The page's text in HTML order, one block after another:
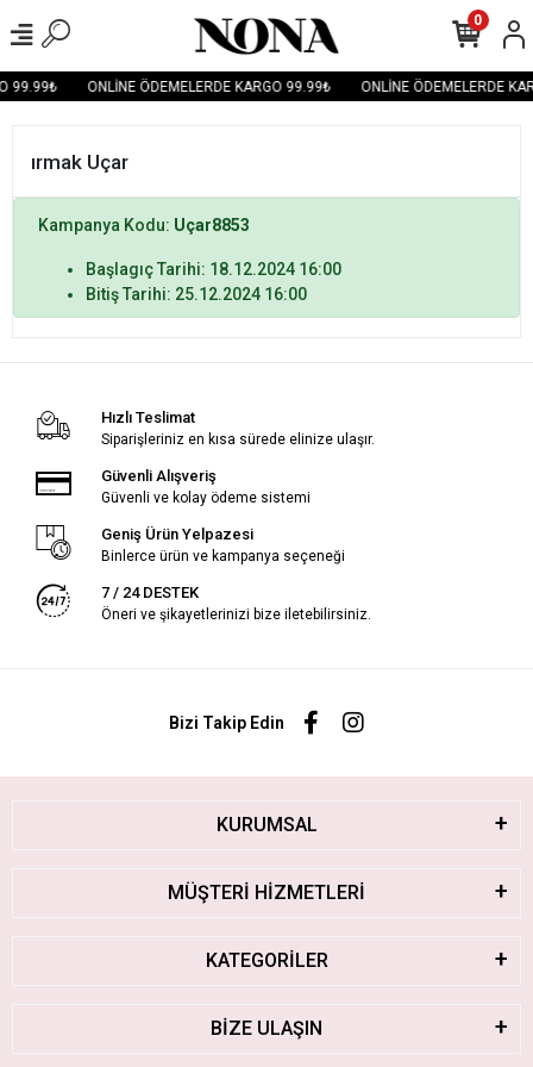
99.99₺ ONLİNE ÖDEMELERDE KARGO 99.99₺ ONLİNE ÖDEMELERDE
0
ırmak Uçar
Kampanya Kodu: Uçar8853
Başlagıç Tarihi: 18.12.2024 16:00
Bitiş Tarihi: 25.12.2024 16:00
Hızlı Teslimat
Siparişleriniz en kısa sürede elinize ulaşır.
Güvenli Alışveriş
Güvenli ve kolay ödeme sistemi
Geniş Ürün Yelpazesi
Binlerce ürün ve kampanya seçeneği
7 / 24 DESTEK
Öneri ve şikayetlerinizi bize iletebilirsiniz.
Bizi Takip Edin
KURUMSAL
MÜŞTERİ HİZMETLERİ
KATEGORİLER
BİZE ULAŞIN